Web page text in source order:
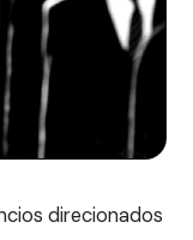
direcionados